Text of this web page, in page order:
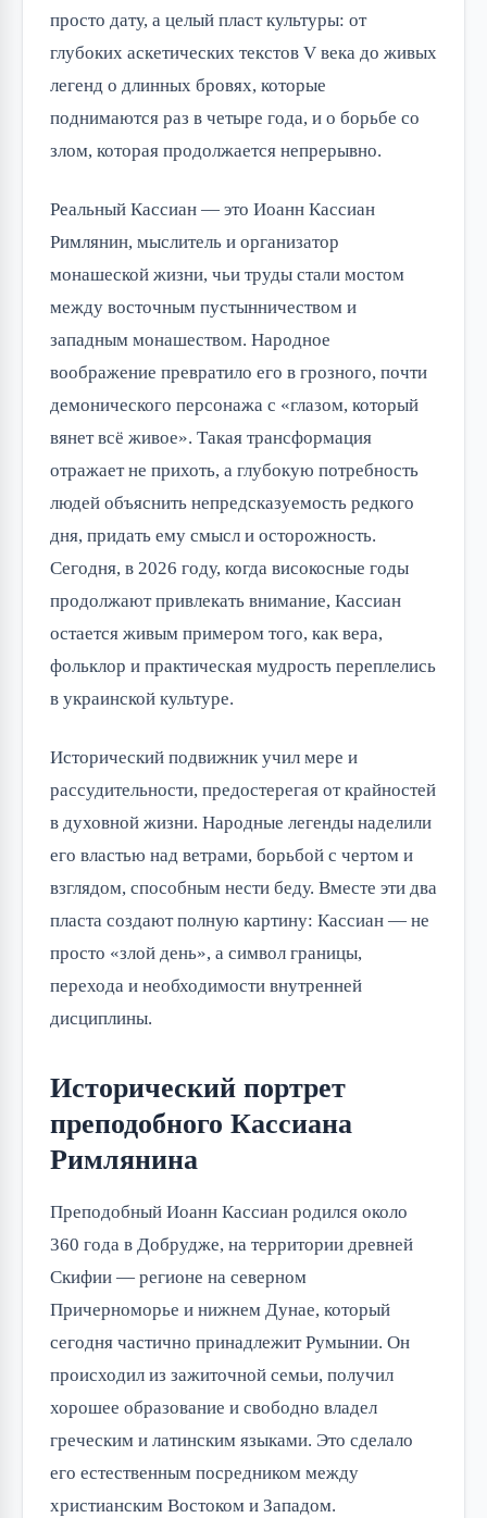
просто дату, а целый пласт культуры: от
глубоких аскетических текстов V века до живых
легенд о длинных бровях, которые
поднимаются раз в четыре года, и о борьбе со
злом, которая продолжается непрерывно.
Реальный Кассиан — это Иоанн Кассиан
Римлянин, мыслитель и организатор
монашеской жизни, чьи труды стали мостом
между восточным пустынничеством и
западным монашеством. Народное
воображение превратило его в грозного, почти
демонического персонажа с «глазом, который
вянет всё живое». Такая трансформация
отражает не прихоть, а глубокую потребность
людей объяснить непредсказуемость редкого
дня, придать ему смысл и осторожность.
Сегодня, в 2026 году, когда високосные годы
продолжают привлекать внимание, Кассиан
остается живым примером того, как вера,
фольклор и практическая мудрость переплелись
в украинской культуре.
Исторический подвижник учил мере и
рассудительности, предостерегая от крайностей
в духовной жизни. Народные легенды наделили
его властью над ветрами, борьбой с чертом и
взглядом, способным нести беду. Вместе эти два
пласта создают полную картину: Кассиан — не
просто «злой день», а символ границы,
перехода и необходимости внутренней
дисциплины.
Исторический портрет
преподобного Кассиана
Римлянина
Преподобный Иоанн Кассиан родился около
360 года в Добрудже, на территории древней
Скифии — регионе на северном
Причерноморье и нижнем Дунае, который
сегодня частично принадлежит Румынии. Он
происходил из зажиточной семьи, получил
хорошее образование и свободно владел
греческим и латинским языками. Это сделало
его естественным посредником между
христианским Востоком и Западом.